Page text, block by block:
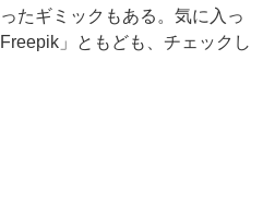
たギミックもある。気に入っ
」ともども、チェックし